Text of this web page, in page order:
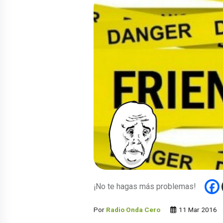
¡No te hagas más problemas!
Por Radio Onda Cero 11 Mar 2016